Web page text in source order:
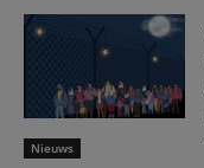
Nieuws